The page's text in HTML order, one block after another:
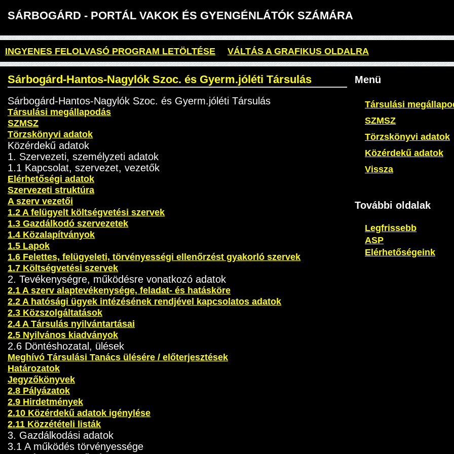
SÁRBOGÁRD - PORTÁL VAKOK ÉS GYENGÉNLÁTÓK SZÁMÁRA
INGYENES FELOLVASÓ PROGRAM LETÖLTÉSE VÁLTÁS A GRAFIKUS OLDALRA
Sárbogárd-Hantos-Nagylók Szoc. és Gyerm.jóléti Társulás
Sárbogárd-Hantos-Nagylók Szoc. és Gyerm.jóléti Társulás
Társulási megállapodás
SZMSZ
Törzskönyvi adatok
Közérdekű adatok
1. Szervezeti, személyzeti adatok
1.1 Kapcsolat, szervezet, vezetők
Elérhetőségi adatok
Szervezeti struktúra
A szerv vezetői
1.2 A felügyelt költségvetési szervek
1.3 Gazdálkodó szervezetek
1.4 Közalapítványok
1.5 Lapok
1.6 Felettes, felügyeleti, törvényességi ellenőrzést gyakorló szervek
1.7 Költségvetési szervek
2. Tevékenységre, működésre vonatkozó adatok
2.1 A szerv alaptevékenysége, feladat- és hatásköre
2.2 A hatósági ügyek intézésének rendjével kapcsolatos adatok
2.3 Közszolgáltatások
2.4 A Társulás nyilvántartásai
2.5 Nyilvános kiadványok
2.6 Döntéshozatal, ülések
Meghívó Társulási Tanács ülésére / előterjesztések
Határozatok
Jegyzőkönyvek
2.8 Pályázatok
2.9 Hirdetmények
2.10 Közérdekű adatok igénylése
2.11 Közzétételi listák
3. Gazdálkodási adatok
3.1 A működés törvényessége
Menü
Társulási
SZMSZ
Törzskönyvi adatok
Közérdekű adatok
Vissza
További oldalak
Legfrissebb
ASP
Elérhetőségeink